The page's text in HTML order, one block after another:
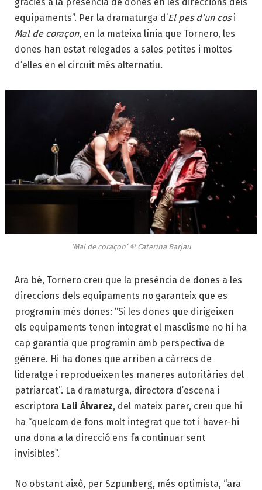
equipaments”. Per la dramaturga d’El pes d’un cosi
Mal de coraçon, en la mateixa línia que Tornero, les
dones han estat relegades a sales petites i moltes
d’elles en el circuit més alternatiu.
‘Mal de coraçon’ © Caterina Barjau
Ara bé, Tornero creu que la presència de dones a les
direccions dels equipaments no garanteix que es
programin més dones: “Si les dones que dirigeixen
els equipaments tenen integrat el masclisme no hi ha
cap garantia que programin amb perspectiva de
gènere. Hi ha dones que arriben a càrrecs de
lideratge i reprodueixen les maneres autoritàries del
patriarcat”. La dramaturga, directora d’escena i
escriptora Lali Álvarez, del mateix parer, creu que hi
ha “quelcom de fons molt integrat que tot i haver-hi
una dona a la direcció ens fa continuar sent
invisibles”.
No obstant això, per Szpunberg, més optimista, “ara